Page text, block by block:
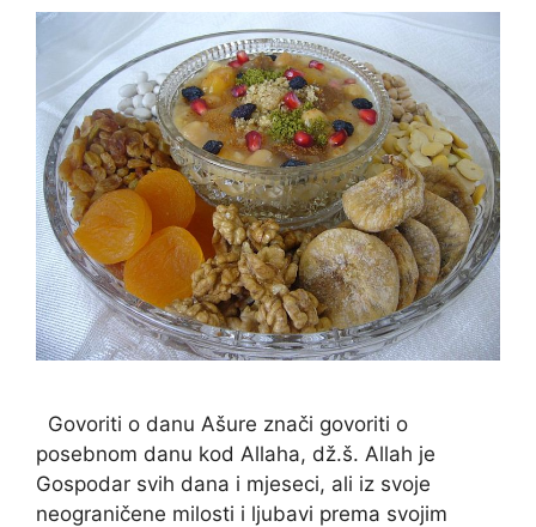
Govoriti o danu Ašure znači govoriti o
posebnom danu kod Allaha, dž.š. Allah je
Gospodar svih dana i mjeseci, ali iz svoje
neograničene milosti i ljubavi prema svojim